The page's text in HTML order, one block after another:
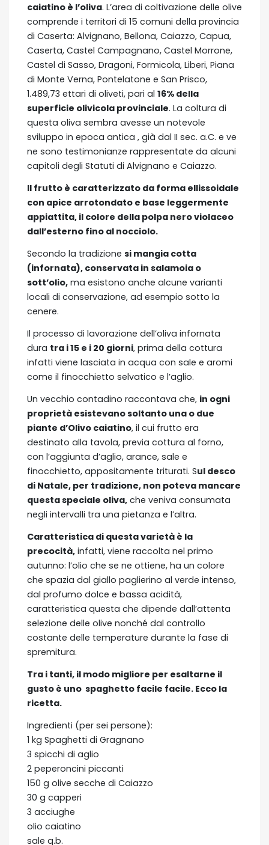
caiatino è l’oliva. L’area di coltivazione delle olive
comprende i territori di 15 comuni della provincia
di Caserta: Alvignano, Bellona, Caiazzo, Capua,
Caserta, Castel Campagnano, Castel Morrone,
Castel di Sasso, Dragoni, Formicola, Liberi, Piana
di Monte Verna, Pontelatone e San Prisco,
1.489,73 ettari di oliveti, pari al 16% della
superficie olivicola provinciale. La coltura di
questa oliva sembra avesse un notevole
sviluppo in epoca antica , già dal II sec. a.C. e ve
ne sono testimonianze rappresentate da alcuni
capitoli degli Statuti di Alvignano e Caiazzo.
Il frutto è caratterizzato da forma ellissoidale
con apice arrotondato e base leggermente
appiattita, il colore della polpa nero violaceo
dall’esterno fino al nocciolo.
Secondo la tradizione si mangia cotta
(infornata), conservata in salamoia o
sott’olio, ma esistono anche alcune varianti
locali di conservazione, ad esempio sotto la
cenere.
Il processo di lavorazione dell’oliva infornata
dura tra i 15 e i 20 giorni, prima della cottura
infatti viene lasciata in acqua con sale e aromi
come il finocchietto selvatico e l’aglio.
Un vecchio contadino raccontava che, in ogni
proprietà esistevano soltanto una o due
piante d’Olivo caiatino, il cui frutto era
destinato alla tavola, previa cottura al forno,
con l’aggiunta d’aglio, arance, sale e
finocchietto, appositamente triturati. Sul desco
di Natale, per tradizione, non poteva mancare
questa speciale oliva, che veniva consumata
negli intervalli tra una pietanza e l’altra.
Caratteristica di questa varietà è la
precocità, infatti, viene raccolta nel primo
autunno: l’olio che se ne ottiene, ha un colore
che spazia dal giallo paglierino al verde intenso,
dal profumo dolce e bassa acidità,
caratteristica questa che dipende dall’attenta
selezione delle olive nonché dal controllo
costante delle temperature durante la fase di
spremitura.
Tra i tanti, il modo migliore per esaltarne il
gusto è uno spaghetto facile facile. Ecco la
ricetta.
Ingredienti (per sei persone):
1 kg Spaghetti di Gragnano
3 spicchi di aglio
2 peperoncini piccanti
150 g olive secche di Caiazzo
30 g capperi
3 acciughe
olio caiatino
sale q.b.